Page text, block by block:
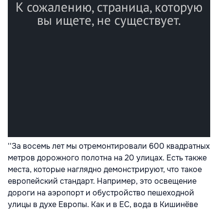
''За восемь лет мы отремонтировали 600 квадратных
метров дорожного полотна на 20 улицах. Есть также
места, которые наглядно демонстрируют, что такое
европейский стандарт. Например, это освещение
дороги на аэропорт и обустройство пешеходной
улицы в духе Европы. Как и в ЕС, вода в Кишинёве